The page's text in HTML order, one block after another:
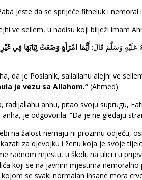
jeste da se spriječe fitneluk i nemoral
ve sellem, u hadisu koji bilježi imam
عَلَيْهِ وَسَلَّمَ قَالَ: أَيُّمَا امْرَأَةٍ وَضَعَتْ ثِيَابَهَا فِي
da je Poslanik, sallallahu alejhi ve
je vezu sa Allahom.“ (Ahmed)
radijallahu anhu, pitao svoju suprugu,
anha, je odgovorila: “Da je ne gledaju
na žalost nemaju ni prozirnu odjeću,
za djevojku i ženu koja je svoje
radnom mjestu, u školi, na ulici i u
koji se na javnim mjestima
se svaki normalan insane mora